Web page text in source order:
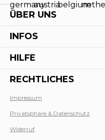
ÜBER UNS
INFOS
HILFE
RECHTLICHES
Impressum
Privatsphäre & Datenschutz
Widerruf